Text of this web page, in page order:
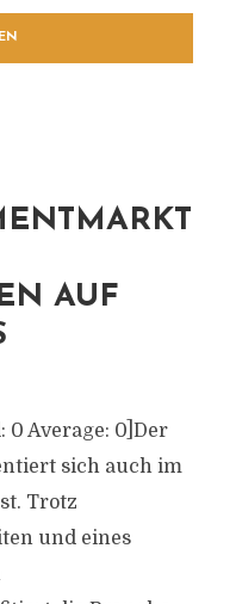
AUF
0 Average: 0]Der
sich auch im
Trotz
und eines